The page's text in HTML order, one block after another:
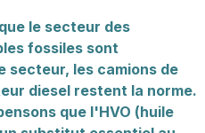
le secteur des
fossiles sont
secteur, les camions de
diesel restent la norme.
que l'HVO (huile